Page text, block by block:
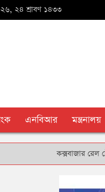
২৪ শ্রাবণ ১৪৩৩
এনবিআর মন্ত্রনালয়
কক্সবাজার রেল স্টেশন